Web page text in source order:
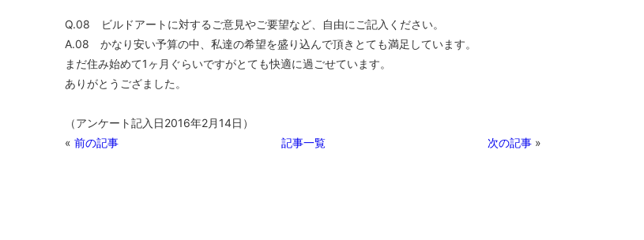
Q.08 ビルドアートに対するご意見やご要望など、自由にご記入ください。
A.08 かなり安い予算の中、私達の希望を盛り込んで頂きとても満足しています。
まだ住み始めて1ヶ月ぐらいですがとても快適に過ごせています。
ありがとうござました。
（アンケート記入日2016年2月14日）
記事一覧
« 前の記事 次の記事 »